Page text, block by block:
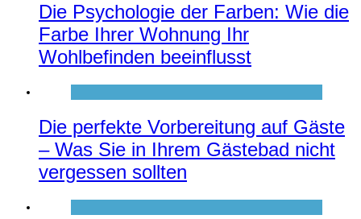
Die Psychologie der Farben: Wie die
Farbe Ihrer Wohnung Ihr
Wohlbefinden beeinflusst
Die perfekte Vorbereitung auf Gäste
– Was Sie in Ihrem Gästebad nicht
vergessen sollten